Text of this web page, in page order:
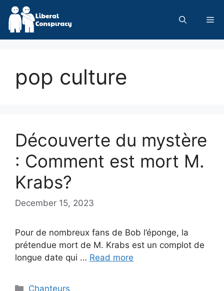
Skip
content
pop culture
Découverte du mystère
: Comment est mort M.
Krabs?
December 15, 2023
Pour de nombreux fans de Bob l’éponge, la
prétendue mort de M. Krabs est un complot de
longue date qui … Read more
Categories
Chanteurs